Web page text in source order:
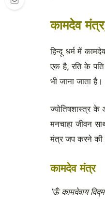
कामदेव
हिन्दू धर्म में
एक है, रति के पति
भी जाना जाता है।
ज्योतिषशास्त्र
मनचाहा जीवन
मंत्र जप करने की
कामदेव मंत्र
‘ऊँ कामदेवाय